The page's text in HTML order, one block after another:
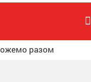
разом